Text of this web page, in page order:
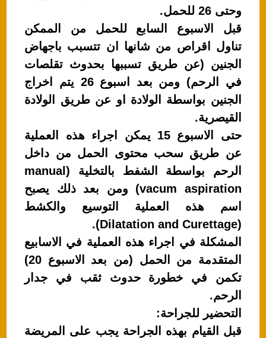
وحتى 26 للحمل.
قبل الاسبوع السابع للحمل من الممكن
تناول اقراص من شانها ان تتسبب باجهاض
الجنين (عن طريق تسببها بحدوث تقلصات
في الرحم) ومن بعد اسبوع 26 يتم اخراج
الجنين بواسطة الولادة او عن طريق الولادة
القيصرية.
حتى الاسبوع 15 يمكن اجراء هذه العملية
عن طريق سحب محتوى الحمل من داخل
الرحم بواسطة الشفط بالتخلية (manual
vacum aspiration) ومن بعد ذلك يصبح
اسم هذه العملية التوسيع والكشط
(Dilatation and Curettage).
المشكلة في اجراء هذه العملية في الاسابيع
المتقدمة من الحمل (من بعد الاسبوع 20)
تكمن في خطورة حدوث ثقب في جدار
الرحم.
التحضير للجراحة:
قبل القيام بهذه الجراحة يجب على المريضة